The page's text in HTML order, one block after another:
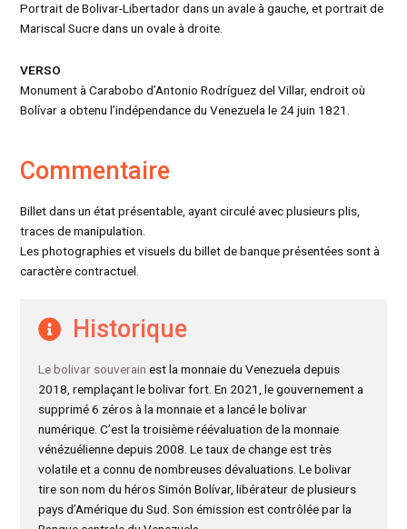
Portrait de Bolivar-Libertador dans un avale à gauche, et portrait de
Mariscal Sucre dans un ovale à droite.
VERSO
Monument à Carabobo d’Antonio Rodríguez del Villar, endroit où
Bolívar a obtenu l’indépendance du Venezuela le 24 juin 1821.
Commentaire
Billet dans un état présentable, ayant circulé avec plusieurs plis,
traces de manipulation.
Les photographies et visuels du billet de banque présentées sont à
caractère contractuel.
Historique
Le bolivar souverain est la monnaie du Venezuela depuis
2018, remplaçant le bolivar fort. En 2021, le gouvernement a
supprimé 6 zéros à la monnaie et a lancé le bolivar
numérique. C’est la troisième réévaluation de la monnaie
vénézuélienne depuis 2008. Le taux de change est très
volatile et a connu de nombreuses dévaluations. Le bolivar
tire son nom du héros Simón Bolívar, libérateur de plusieurs
pays d’Amérique du Sud. Son émission est contrôlée par la